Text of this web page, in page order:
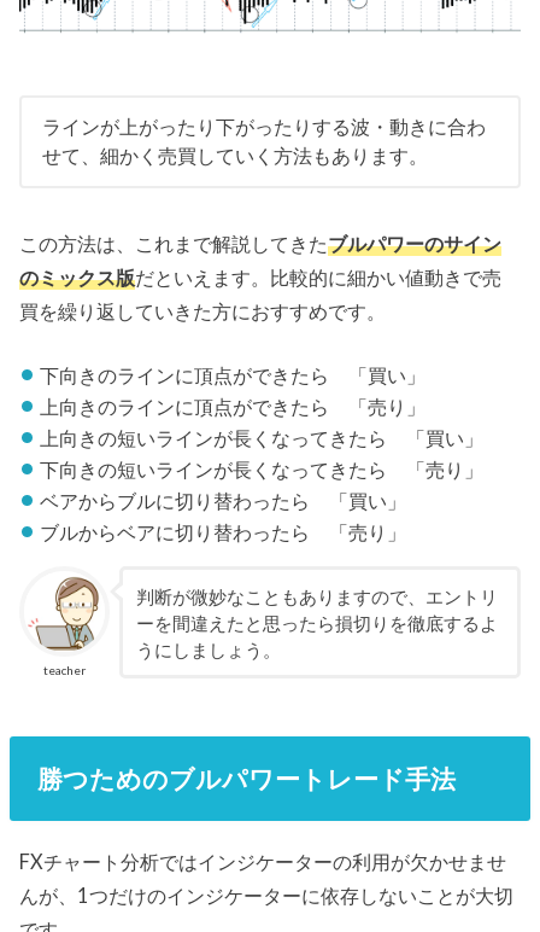
ラインが上がったり下がったりする波・動きに合わ
せて、細かく売買していく方法もあります。
この方法は、これまで解説してきたブルパワーのサイン
のミックス版だといえます。比較的に細かい値動きで売
買を繰り返していきた方におすすめです。
下向きのラインに頂点ができたら 「買い」
上向きのラインに頂点ができたら 「売り」
上向きの短いラインが長くなってきたら 「買い」
下向きの短いラインが長くなってきたら 「売り」
ベアからブルに切り替わったら 「買い」
ブルからベアに切り替わったら 「売り」
teacher
判断が微妙なこともありますので、エントリ
ーを間違えたと思ったら損切りを徹底するよ
うにしましょう。
勝つためのブルパワートレード手法
FXチャート分析ではインジケーターの利用が欠かせませ
んが、1つだけのインジケーターに依存しないことが大切